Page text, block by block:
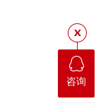
咨询